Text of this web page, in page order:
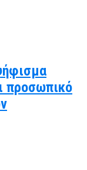
προσωπικό